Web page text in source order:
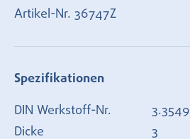
Artikel-Nr. 36747Z
Spezifikationen
DIN Werkstoff-Nr.
3.3549
Dicke
3